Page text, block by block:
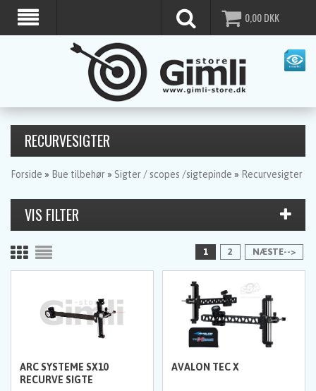
0,00DKK
RECURVESIGTER
Forside » Bue tilbehør » Sigter / scopes /sigtepinde » Recurvesigter
1 2 NÆSTE-->
ARC SYSTEME SX10
RECURVE SIGTE
AVALON TEC X